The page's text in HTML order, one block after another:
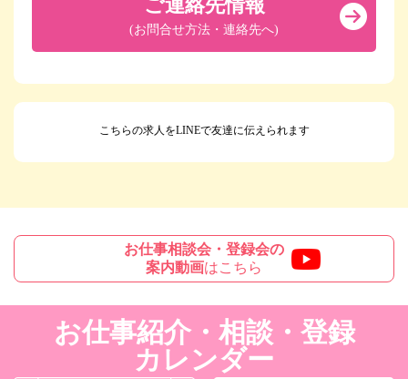
ご連絡先情報
(お問合せ方法・連絡先へ)
こちらの求人をLINEで友達に伝えられます
お仕事相談会・登録会の
案内動画はこちら
お仕事紹介・相談・登録
カレンダー